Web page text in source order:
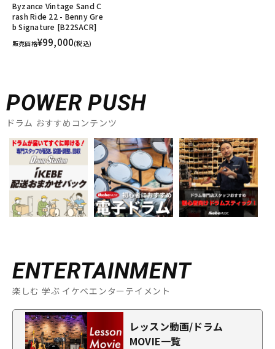
Byzance Vintage Sand C
rash Ride 22 - Benny Gre
b Signature [B22SACR]
販売価格¥99,000(税込)
POWER PUSH
ドラム おすすめコンテンツ
ENTERTAINMENT
楽しむ 学ぶ イケベエンターテイメント
レッスン動画/ドラム
MOVIE一覧